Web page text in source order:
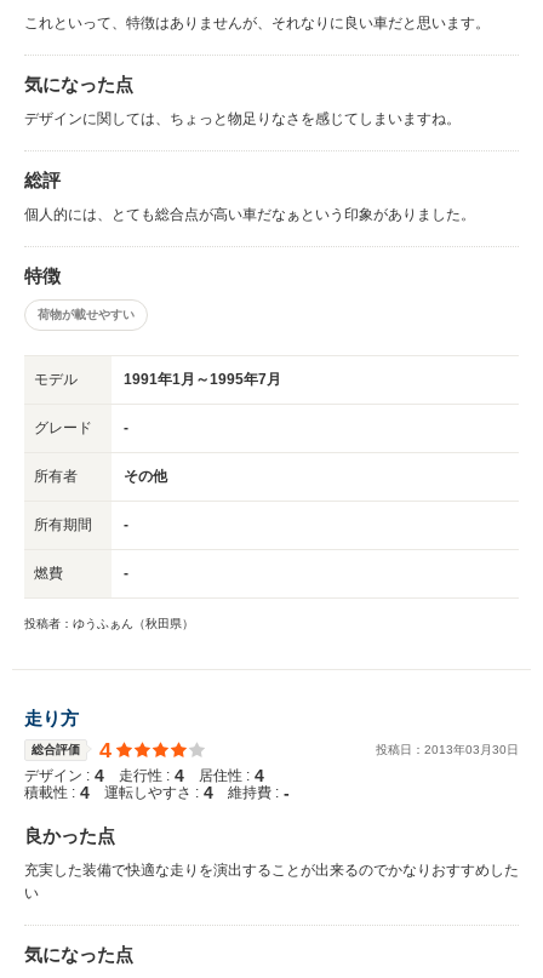
これといって、特徴はありませんが、それなりに良い車だと思います。
気になった点
デザインに関しては、ちょっと物足りなさを感じてしまいますね。
総評
個人的には、とても総合点が高い車だなぁという印象がありました。
特徴
荷物が載せやすい
モデル 1991年1月～1995年7月
グレード -
所有者 その他
所有期間 -
燃費 -
投稿者：ゆうふぁん（秋田県）
走り方
総合評価 4 投稿日： 2013年03 月30日
デザイン : 4 走行性 : 4 居住性 : 4
積載性 : 4 運転しやすさ : 4 維持費 : -
良かった点
充実した装備で快適な走りを演出することが出来るのでかなりおすすめした
い
気になった点